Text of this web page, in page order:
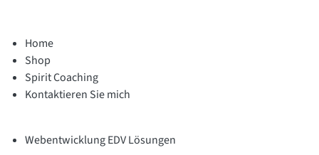
Home
Shop
Spirit Coaching
Kontaktieren Sie mich
Webentwicklung EDV Lösungen